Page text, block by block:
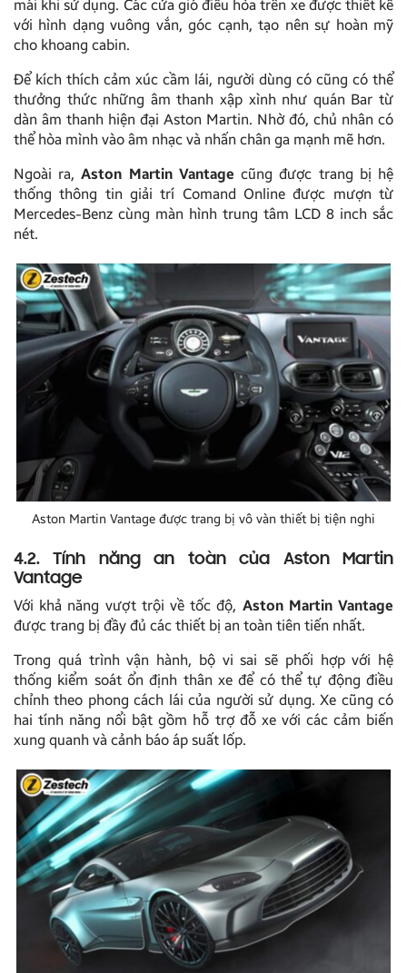
mái khi sử dụng. Các cửa gió điều hòa trên xe được thiết kế
với hình dạng vuông vắn, góc cạnh, tạo nên sự hoàn mỹ
cho khoang cabin.
Để kích thích cảm xúc cầm lái, người dùng có cũng có thể
thưởng thức những âm thanh xập xình như quán Bar từ
dàn âm thanh hiện đại Aston Martin. Nhờ đó, chủ nhân có
thể hòa mình vào âm nhạc và nhấn chân ga mạnh mẽ hơn.
Ngoài ra,Aston Martin Vantage cũng được trang bị hệ
thống thông tin giải trí Comand Online được mượn từ
Mercedes-Benz cùng màn hình trung tâm LCD 8 inch sắc
nét.
Aston Martin Vantage được trang bị vô vàn thiết bị tiện nghi
4.2. Tính năng an toàn của Aston Martin
Vantage
Với khả năng vượt trội về tốc độ, Aston Martin Vantage
được trang bị đầy đủ các thiết bị an toàn tiên tiến nhất.
Trong quá trình vận hành, bộ vi sai sẽ phối hợp với hệ
thống kiểm soát ổn định thân xe để có thể tự động điều
chỉnh theo phong cách lái của người sử dụng. Xe cũng có
hai tính năng nổi bật gồm hỗ trợ đỗ xe với các cảm biến
xung quanh và cảnh báo áp suất lốp.